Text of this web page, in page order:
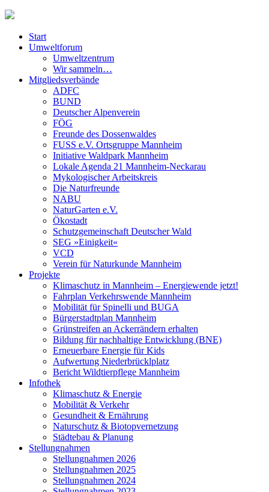
Start
Umweltforum
Umweltzentrum
Wir sammeln…
Mitgliedsverbände
ADFC
BUND
Deutscher Alpenverein
FÖG
Freunde des Dossenwaldes
FUSS e.V. Ortsgruppe Mannheim
Initiative Waldpark Mannheim
Lokale Agenda 21 Mannheim-Neckarau
Mykologischer Arbeitskreis
Die Naturfreunde
NABU
NaturGarten e.V.
Ökostadt
Schutzgemeinschaft Deutscher Wald
SEG »Einigkeit«
VCD
Verein für Naturkunde Mannheim
Projekte
Klimaschutz in Mannheim – Energiewende jetzt!
Fahrplan Verkehrswende Mannheim
Mobilität für Spinelli und BUGA
Bürgerstadtplan Mannheim
Grünstreifen an Ackerrändern erhalten
Bildung für nachhaltige Entwicklung (BNE)
Erneuerbare Energie für Kids
Aufwertung Niederbrücklplatz
Bericht Wildtierpflege Mannheim
Infothek
Klimaschutz & Energie
Mobilität & Verkehr
Gesundheit & Ernährung
Naturschutz & Biotopvernetzung
Städtebau & Planung
Stellungnahmen
Stellungnahmen 2026
Stellungnahmen 2025
Stellungnahmen 2024